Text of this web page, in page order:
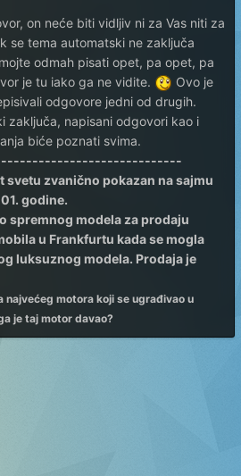
on neće biti vidljiv ni za Vas niti za
se tema automatski ne zaključa
odmah pisati opet, pa opet, pa
je tu iako ga ne vidite.
Ovo je
odgovore jedni od drugih.
zaključa, napisani odgovori kao i
biće poznati svima.
svetu zvanično pokazan na sajmu
godine.
spremnog modela za prodaju
u Frankfurtu kada se mogla
luksuznog modela. Prodaja je
najvećeg motora koji se ugrađivao u
je taj motor davao?